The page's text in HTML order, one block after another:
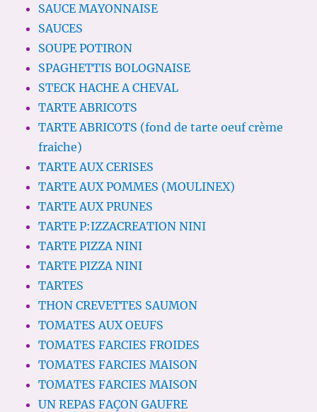
SAUCE MAYONNAISE
SAUCES
SOUPE POTIRON
SPAGHETTIS BOLOGNAISE
STECK HACHE A CHEVAL
TARTE ABRICOTS
TARTE ABRICOTS (fond de tarte oeuf crème
fraiche)
TARTE AUX CERISES
TARTE AUX POMMES (MOULINEX)
TARTE AUX PRUNES
TARTE P:IZZACREATION NINI
TARTE PIZZA NINI
TARTE PIZZA NINI
TARTES
THON CREVETTES SAUMON
TOMATES AUX OEUFS
TOMATES FARCIES FROIDES
TOMATES FARCIES MAISON
TOMATES FARCIES MAISON
UN REPAS FAÇON GAUFRE